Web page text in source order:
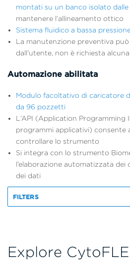
montati su un banco isolato
mantenere l’allineamento ottico
Sistema fluidico a bassa
La manutenzione preventiva
dall'utente, non è richiesta
Automazione abilitata
Modulo facoltativo di caricatore
da 96 pozzetti
L’API (Application Programming
programmi applicativi) consente
controllare lo strumento
Si integra con lo strumento
l’elaborazione automatizzata dei
dei dati
FILTERS
Explore